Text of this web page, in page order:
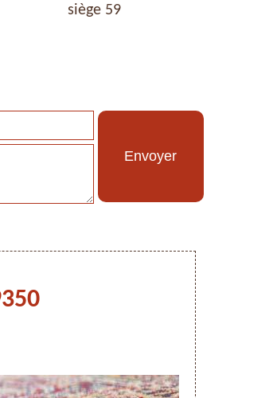
siège 59